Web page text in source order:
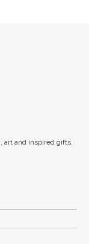
art and inspired gifts.